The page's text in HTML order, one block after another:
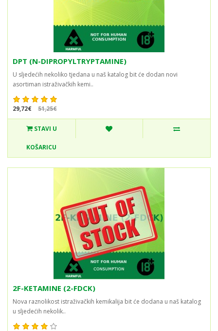
DPT (N-DIPROPYLTRYPTAMINE)
U sljedećih nekoliko tjedana u naš katalog bit će dodan novi
asortiman istraživačkih kemi..
29,72€ 51,25€
STAVI U
KOŠARICU
2F-KETAMINE (2-FDCK)
Nova raznolikost istraživačkih kemikalija bit će dodana u naš katalog
u sljedećih nekolik..